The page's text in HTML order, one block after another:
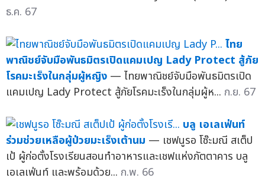
ธ.ค. 67
ไทย
พาณิชย์จับมือพันธมิตรเปิดแคมเปญ Lady Protect สู้ภัย
โรคมะเร็งในกลุ่มผู้หญิง — ไทยพาณิชย์จับมือพันธมิตรเปิด
แคมเปญ Lady Protect สู้ภัยโรคมะเร็งในกลุ่มผู้ห... ก.ย. 67
บลู เอเลเฟ่นท์
ร่วมช่วยเหลือผู้ป่วยมะเร็งเต้านม — เชฟนูรอ โซ๊ะมณี สเต็ป
เป้ ผู้ก่อตั้งโรงเรียนสอนทำอาหารและเชฟแห่งภัตตาคาร บลู
เอเลเฟ่นท์ และพร้อมด้วย... ก.พ. 66